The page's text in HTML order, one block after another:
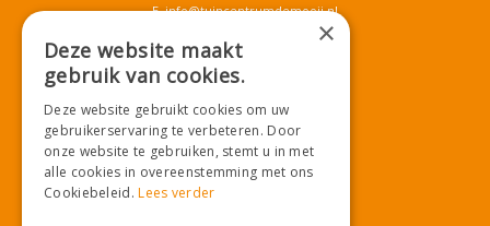
E.info@tuincentrumdemooij.nl
Download onze App!
×
Deze website maakt
gebruik van cookies.
Deze website gebruikt cookies om uw
gebruikerservaring te verbeteren. Door
onze website te gebruiken, stemt u in met
alle cookies in overeenstemming met ons
Cookiebeleid.Lees verder